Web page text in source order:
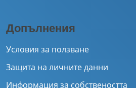
Допълнения
Условия за ползване
Защита на личните данни
Информация за собствеността